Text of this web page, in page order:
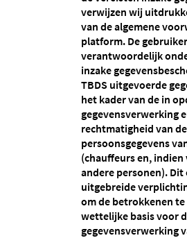
verwijzen wij
van de algemene
platform. De
verantwoordelijk
inzake
TBDS uitgevoerde
het kader van de in
gegevensverwerking
rechtmatigheid van
persoonsgegevens
(chauffeurs en, indien
andere personen). Dit
uitgebreide
om de betrokkenen
wettelijke basis voor
gegevensverwerking